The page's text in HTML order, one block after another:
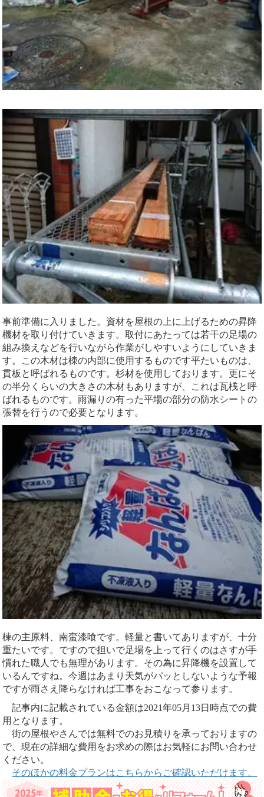
事前準備に入りました。資材を屋根の上に上げるための昇降
機材を取り付けていきます。取付にあたっては若干の足場の
組み換えなどを行いながら作業がしやすいようにしていきま
す。この木材は棟の内部に使用するものです平たいものは、
貫板と呼ばれるものです。杉材を使用しております。更にそ
の半分くらいの大きさの木材もありますが、これは瓦桟と呼
ばれるものです。雨漏りの有った平場の部分の防水シートの
張替を行うので必要となります。
棟の主原料、南蛮漆喰です。軽量と書いてありますが、十分
重たいです。ですので担いで足場を上って行くのはさすが手
慣れた職人でも無理があります。その為に昇降機を設置して
いるんですね。今週はあまり天気がパッとしないような予報
ですが雨さえ降らなければ工事をおこなって参ります。
記事内に記載されている金額は2021年05月13日時点での費
用となります。
街の屋根やさんでは無料でのお見積りを承っておりますの
で、現在の詳細な費用をお求めの際はお気軽にお問い合わせ
ください。
そのほかの料金プランはこちらからご確認いただけます。